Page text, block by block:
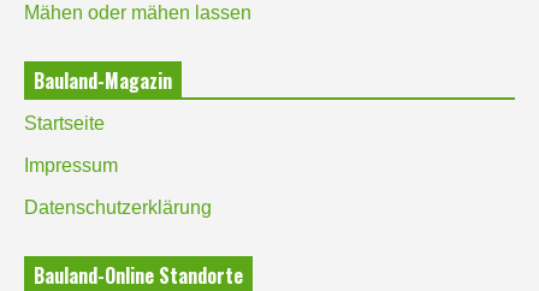
Mähen oder mähen lassen
Bauland-Magazin
Startseite
Impressum
Datenschutzerklärung
Bauland-Online Standorte